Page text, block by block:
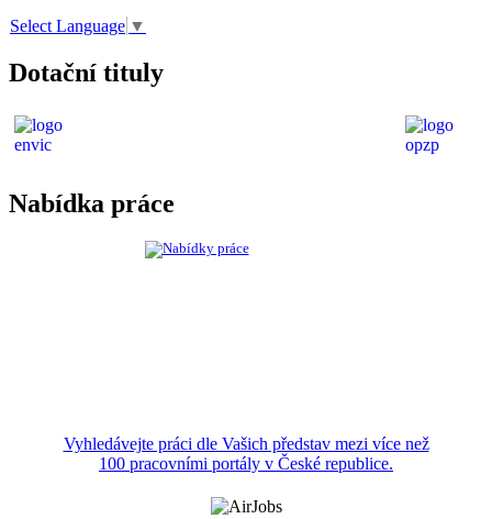
Select Language ▼
Dotační tituly
Nabídka práce
Vyhledávejte práci dle Vašich představ mezi více než
100 pracovními portály v České republice.